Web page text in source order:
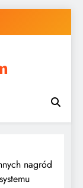
nagród